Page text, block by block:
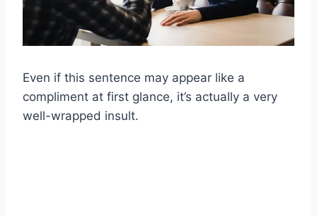
Even if this sentence may appear like a
compliment at first glance, it’s actually a very
well-wrapped insult.